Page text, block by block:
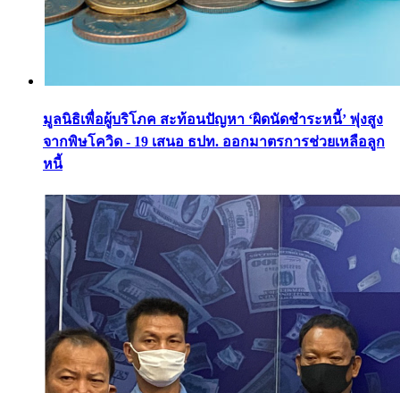
มูลนิธิเพื่อผู้บริโภค สะท้อนปัญหา ‘ผิดนัดชำระหนี้’ พุ่งสูง
จากพิษโควิด - 19 เสนอ ธปท. ออกมาตรการช่วยเหลือลูก
หนี้